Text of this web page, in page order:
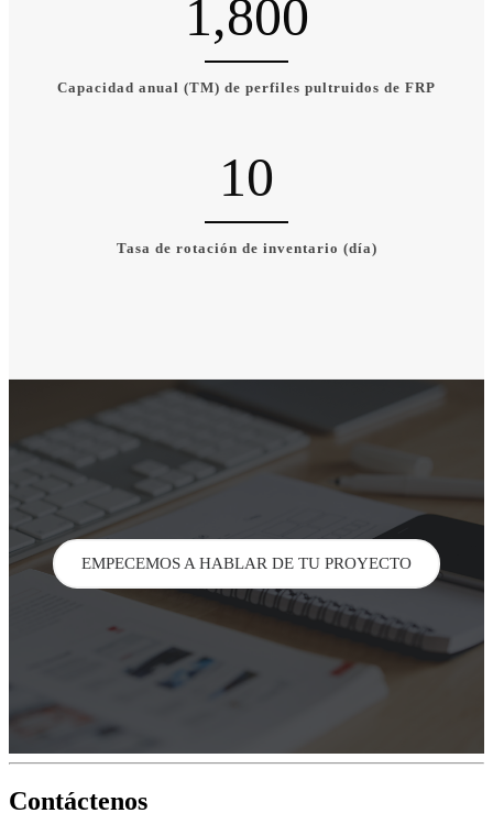
1,800
Capacidad anual (TM) de perfiles pultruidos de FRP
10
Tasa de rotación de inventario (día)
EMPECEMOS A HABLAR DE TU PROYECTO
Contáctenos